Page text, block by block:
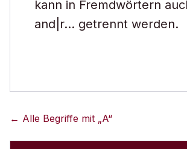
kann in Fremdwörtern
and|r… getrennt werden.
← Alle Begriffe mit „A“